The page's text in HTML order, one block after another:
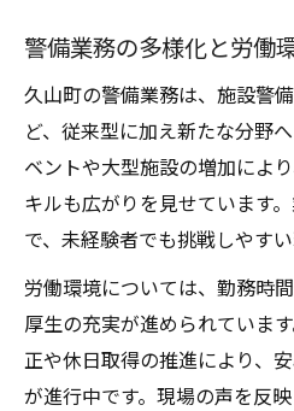
警備業務の多様化と労働
久山町の警備業務は、施設警
ど、従来型に加え新たな分野
ベントや大型施設の増加によ
キルも広がりを見せています
で、未経験者でも挑戦しやすい
労働環境については、勤務時
厚生の充実が進められていま
正や休日取得の推進により、
が進行中です。現場の声を反